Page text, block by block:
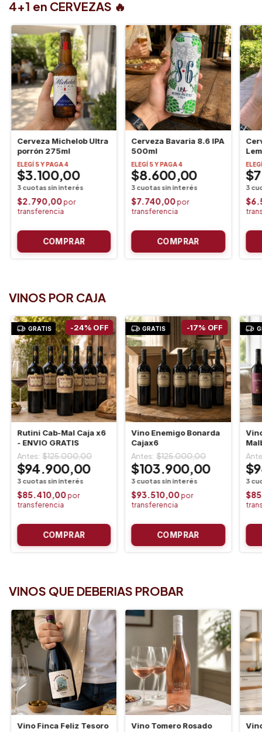
4+1 en CERVEZAS 🔥​
Cerveza Michelob Ultra
porrón 275ml
ELEGÍ 5 Y PAGA 4
$3.100,00
$2.790,00
Cerveza Bavaria 8.6 IPA
500ml
ELEGÍ 5 Y PAGA 4
$8.600,00
$7.740,00
VINOS POR CAJA
GRATIS
Rutini Cab-Mal Caja x6
- ENVIO GRATIS
-24% OFF
$94.900,00
$125.000,00
$85.410,00
GRATIS
Vino Enemigo Bonarda
Cajax6
-17% OFF
$103.900,00
$125.000,00
$93.510,00
VINOS QUE DEBERIAS PROBAR
Vino Finca Feliz Tesoro
Vino Tomero Rosado